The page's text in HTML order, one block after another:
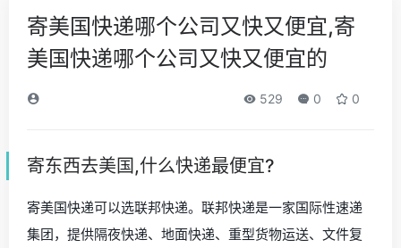
寄美国快递哪个公司又快又便宜,寄
美国快递哪个公司又快又便宜的
529 0 0
寄东西去美国,什么快递最便宜?
寄美国快递可以选联邦快递。联邦快递是一家国际性速递
集团，提供隔夜快递、地面快递、重型货物运送、文件复